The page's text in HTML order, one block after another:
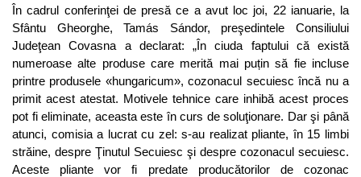
În cadrul conferinţei de presă ce a avut loc joi, 22 ianuarie, la
Sfântu Gheorghe, Tamás Sándor, preşedintele Consiliului
Judeţean Covasna a declarat: „În ciuda faptului că există
numeroase alte produse care merită mai puțin să fie incluse
printre produsele «hungaricum», cozonacul secuiesc încă nu a
primit acest atestat. Motivele tehnice care inhibă acest proces
pot fi eliminate, aceasta este în curs de soluţionare. Dar şi până
atunci, comisia a lucrat cu zel: s-au realizat pliante, în 15 limbi
străine, despre Ţinutul Secuiesc şi despre cozonacul secuiesc.
Aceste pliante vor fi predate producătorilor de cozonac